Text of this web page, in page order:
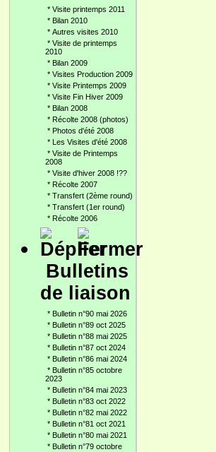
* Visite printemps 2011
* Bilan 2010
* Autres visites 2010
* Visite de printemps
2010
* Bilan 2009
* Visites Production 2009
* Visite Printemps 2009
* Visite Fin Hiver 2009
* Bilan 2008
* Récolte 2008 (photos)
* Photos d'été 2008
* Les Visites d'été 2008
* Visite de Printemps
2008
* Visite d'hiver 2008 !??
* Récolte 2007
* Transfert (2ème round)
* Transfert (1er round)
* Récolte 2006
Bulletins
de liaison
* Bulletin n°90 mai 2026
* Bulletin n°89 oct 2025
* Bulletin n°88 mai 2025
* Bulletin n°87 oct 2024
* Bulletin n°86 mai 2024
* Bulletin n°85 octobre
2023
* Bulletin n°84 mai 2023
* Bulletin n°83 oct 2022
* Bulletin n°82 mai 2022
* Bulletin n°81 oct 2021
* Bulletin n°80 mai 2021
* Bulletin n°79 octobre